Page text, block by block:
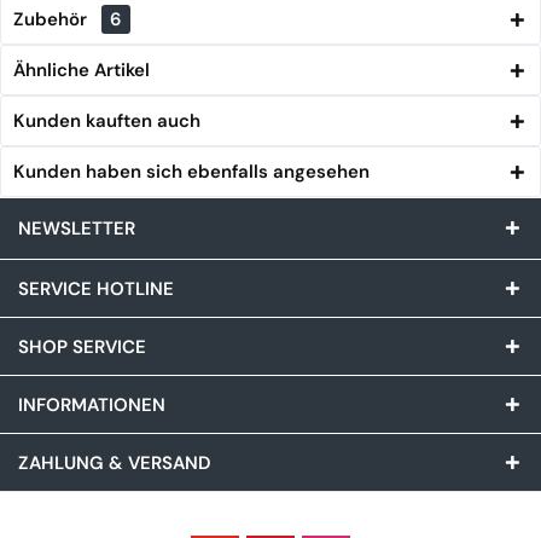
Zubehör 6
Ähnliche Artikel
Kunden kauften auch
Kunden haben sich ebenfalls angesehen
NEWSLETTER
SERVICE HOTLINE
SHOP SERVICE
INFORMATIONEN
ZAHLUNG & VERSAND